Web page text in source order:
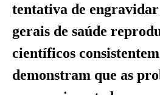
tentativa de engravidar
gerais de saúde
científicos
demonstram que as